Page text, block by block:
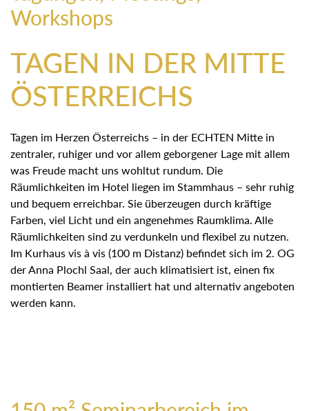
Workshops
TAGEN IN DER MITTE
ÖSTERREICHS
Tagen im Herzen Österreichs – in der ECHTEN Mitte in
zentraler, ruhiger und vor allem geborgener Lage mit allem
was Freude macht uns wohltut rundum. Die
Räumlichkeiten im Hotel liegen im Stammhaus – sehr
ruhig und bequem erreichbar. Sie überzeugen durch
kräftige Farben, viel Licht und ein angenehmes
Raumklima. Alle Räumlichkeiten sind zu verdunkeln und
flexibel zu nutzen. Im Kurhaus vis à vis (100 m Distanz)
befindet sich im 2. OG der Anna Plochl Saal, der auch
klimatisiert ist, einen fix montierten Beamer installiert hat
und alternativ angeboten werden kann.